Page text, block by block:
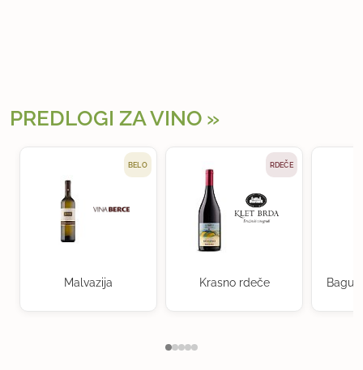
PREDLOGI ZA VINO
BELO
Malvazija
RDEČE
Krasno rdeče